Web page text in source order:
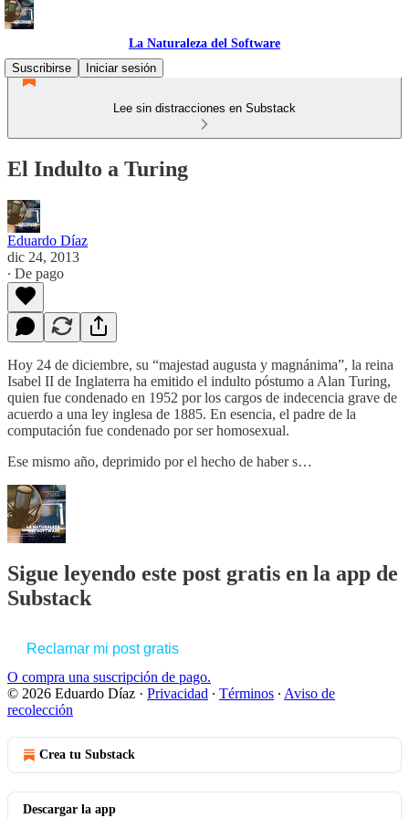
La Naturaleza del Software
Suscribirse
Iniciar sesión
Lee sin distracciones en Substack
El Indulto a Turing
Eduardo Díaz
dic 24, 2013
∙ De pago
Hoy 24 de diciembre, su “majestad augusta y magnánima”, la reina
Isabel II de Inglaterra ha emitido el indulto póstumo a Alan Turing,
quien fue condenado en 1952 por los cargos de indecencia grave de
acuerdo a una ley inglesa de 1885. En esencia, el padre de la
computación fue condenado por ser homosexual.
Ese mismo año, deprimido por el hecho de haber s…
Sigue leyendo este post gratis en la app de
Substack
Reclamar mi post gratis
O compra una suscripción de pago.
© 2026 Eduardo Díaz · Privacidad ∙ Términos ∙ Aviso de
recolección
Crea tu Substack
Descargar la app